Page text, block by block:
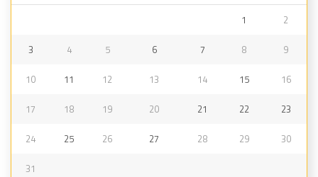
1 2
3 4 5 6 7 8 9
10 11 12 13 14 15 16
17 18 19 20 21 22 23
24 25 26 27 28 29 30
31